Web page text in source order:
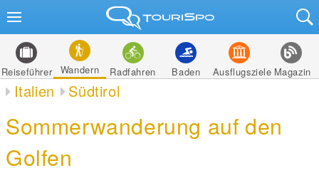
Reiseführer Wandern Radfahren Baden Ausflugsziele Magazin
Italien Südtirol
Sommerwanderung auf den
Golfen